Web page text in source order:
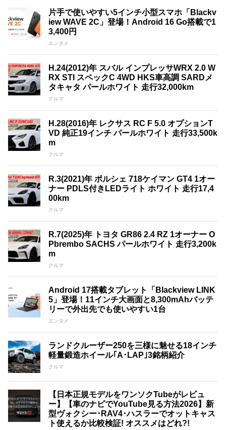
片手で使いやすい5インチ小型スマホ「Blackv
iew WAVE 2C」登場！Android 16 Go搭載で1
3,400円
エンタメ
H.24(2012)年 スバル インプレッサWRX 2.0 W
RX STI スペックC 4WD HKS車高調 SARDメ
タキャタ パールホワイト 走行32,000km
クルマ
H.28(2016)年 レクサス RC F 5.0 オプションT
VD 純正19インチ パールホワイト 走行33,500k
m
クルマ
R.3(2021)年 ポルシェ 718ケイマン GT4 1オー
ナー PDLS付きLEDライト ホワイト 走行17,4
00km
クルマ
R.7(2025)年 トヨタ GR86 2.4 RZ 1オーナー O
Pbrembo SACHS パールホワイト 走行3,200k
m
クルマ
Android 17搭載タブレット「Blackview LINK
5」登場！11インチ大画面と8,300mAhバッテ
リーで外出先でも使いやすい1台
エンタメ
ランドクルーザー250を三様に魅せる18インチ
軽量鍛造ホイール｢A･LAP｣3銘柄紹介
クルマ
【日本正規モデルをワンソクTubeがレビュ
ー】【車のナビでYouTube見る方法2026】新
型ヴォクシー･RAV4･ハスラーでオットキャス
ト使えるか比較検証! オススメはどれ?!